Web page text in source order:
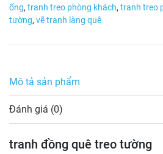
ống, tranh treo phòng khách, tranh treo
tường, vẽ tranh làng quê
Mô tả sản phẩm
Đánh giá (0)
tranh đồng quê treo tường